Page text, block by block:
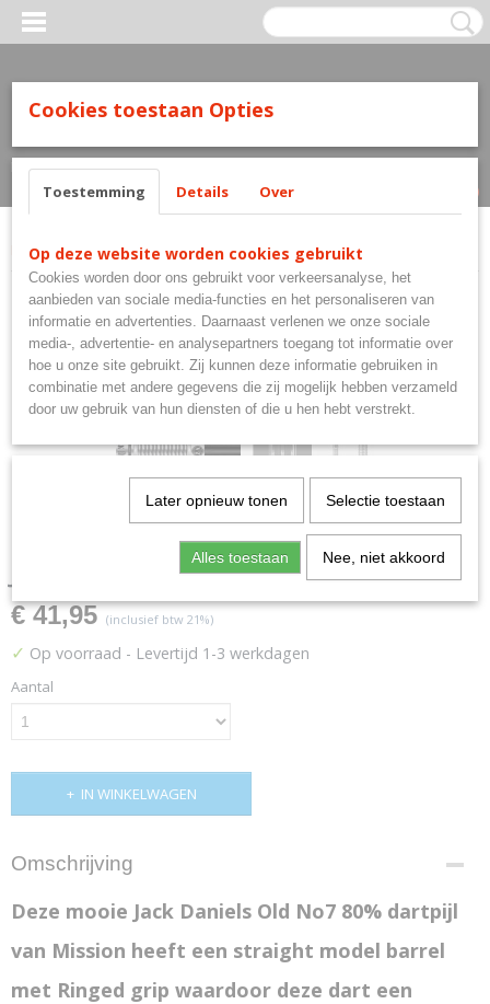
Inloggen Registreren
(0)
Home >Steeltip>Mission Dartpijlen>Jack Daniels Old No7 80%
Jack Daniels Old No7 80%
€ 41,95 (inclusief btw 21%)
✓ Op voorraad - Levertijd 1-3 werkdagen
Aantal
IN WINKELWAGEN
Omschrijving
Deze mooie Jack Daniels Old No7 80% dartpijl
van Mission heeft een straight model barrel
met Ringed grip waardoor deze dart een
Cookies toestaan Opties
Toestemming Details Over
Op deze website worden cookies gebruikt
Cookies worden door ons gebruikt voor verkeersanalyse, het
aanbieden van sociale media-functies en het personaliseren van
informatie en advertenties. Daarnaast verlenen we onze sociale
media-, advertentie- en analysepartners toegang tot informatie over
hoe u onze site gebruikt. Zij kunnen deze informatie gebruiken in
combinatie met andere gegevens die zij mogelijk hebben verzameld
door uw gebruik van hun diensten of die u hen hebt verstrekt.
Later opnieuw tonen Selectie toestaan
Alles toestaan Nee, niet akkoord